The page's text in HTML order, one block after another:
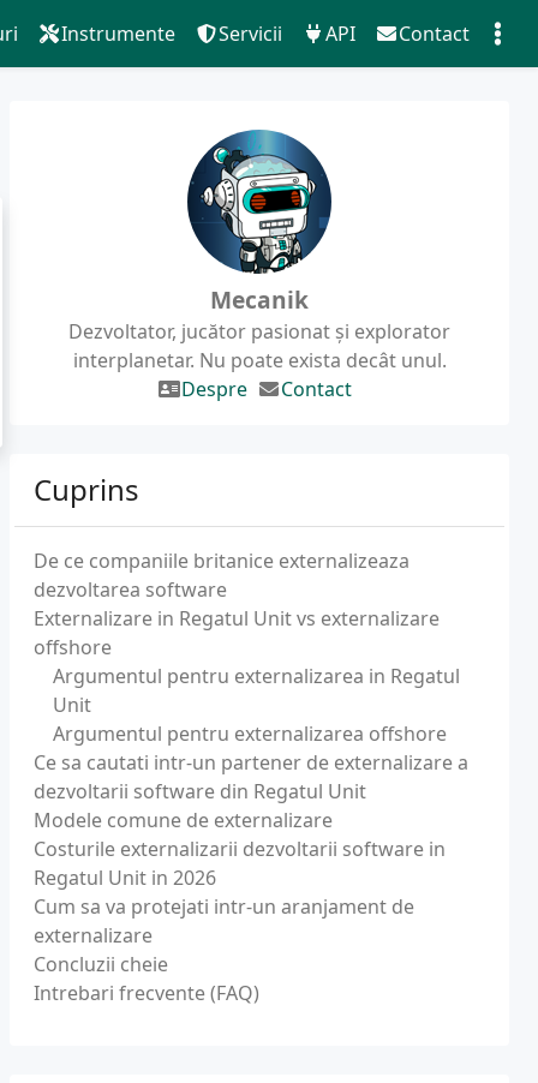
Instrumente Servicii API Contact
Mecanik
Dezvoltator, jucător pasionat și explorator
interplanetar. Nu poate exista decât unul.
Despre
Contact
Cuprins
De ce companiile britanice externalizeaza
dezvoltarea software
Externalizare in Regatul Unit vs externalizare
offshore
Argumentul pentru externalizarea in Regatul
Unit
Argumentul pentru externalizarea offshore
Ce sa cautati intr-un partener de externalizare a
dezvoltarii software din Regatul Unit
Modele comune de externalizare
Costurile externalizarii dezvoltarii software in
Regatul Unit in 2026
Cum sa va protejati intr-un aranjament de
externalizare
Concluzii cheie
Intrebari frecvente (FAQ)